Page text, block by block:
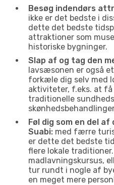
Besøg indendørs
ikke er det bedste i
dette det bedste
attraktioner som
historiske bygninger.
Slap af og tag den
lavsæsonen er også
forkæle dig selv med
aktiviteter, f.eks. at få
traditionelle
Føl dig som en del
Suabi: med færre
er dette det bedste
flere lokale
madlavningskursus,
tur rundt i nogle af
en meget mere